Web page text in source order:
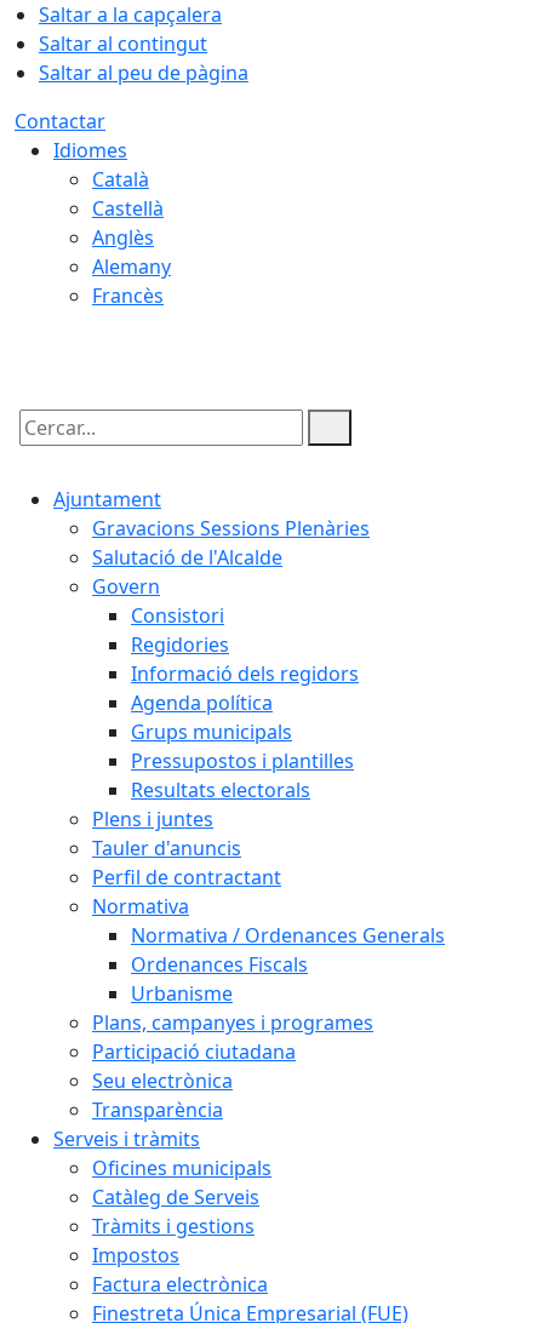
Saltar a la capçalera
Saltar al contingut
Saltar al peu de pàgina
Contactar
Idiomes
Català
Castellà
Anglès
Alemany
Francès
Cercar:
Ajuntament
Gravacions Sessions Plenàries
Salutació de l'Alcalde
Govern
Consistori
Regidories
Informació dels regidors
Agenda política
Grups municipals
Pressupostos i plantilles
Resultats electorals
Plens i juntes
Tauler d'anuncis
Perfil de contractant
Normativa
Normativa / Ordenances Generals
Ordenances Fiscals
Urbanisme
Plans, campanyes i programes
Participació ciutadana
Seu electrònica
Transparència
Serveis i tràmits
Oficines municipals
Catàleg de Serveis
Tràmits i gestions
Impostos
Factura electrònica
Finestreta Única Empresarial (FUE)